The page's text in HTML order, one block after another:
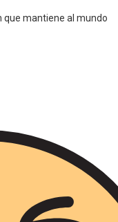
que mantiene al mundo